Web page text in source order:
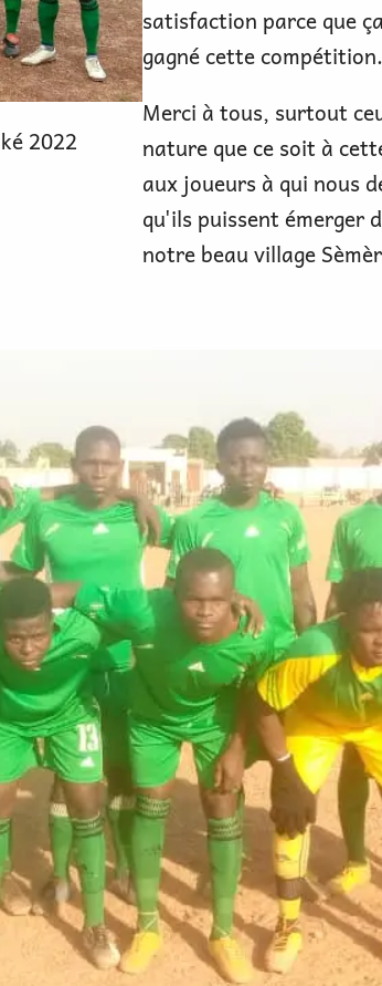
2022
satisfaction parce que
gagné cette compétition.
Merci à tous, surtout
nature que ce soit à
aux joueurs à qui nous
qu'ils puissent
notre beau village
1 septembre 2026, ce site web
vers
enregistrer cette nouvelle
dans vos favoris et continuer à
le site web.
September 1, 2026, this
will move to
save this new address in your
or favorites and continue
the website!